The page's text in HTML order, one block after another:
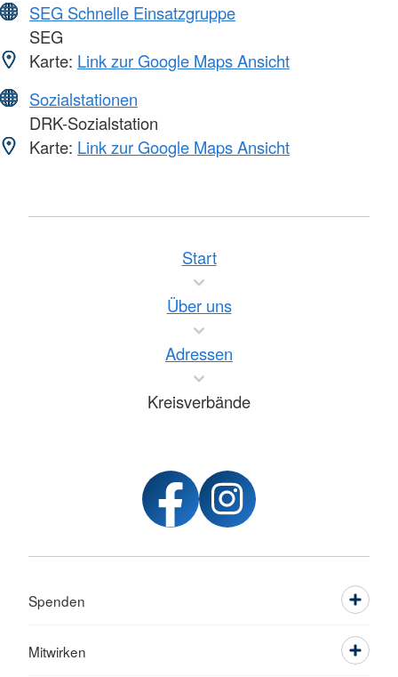
SEG Schnelle Einsatzgruppe
SEG
Karte: Link zur Google Maps Ansicht
Sozialstationen
DRK-Sozialstation
Karte: Link zur Google Maps Ansicht
Start
Über uns
Adressen
Kreisverbände
Spenden
Mitwirken